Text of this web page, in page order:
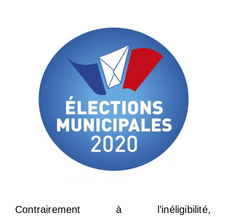
Contrairement à l’inéligibilité,